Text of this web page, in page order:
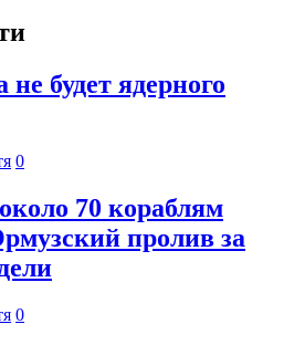
будет ядерного
0
70 кораблям
пролив за
0